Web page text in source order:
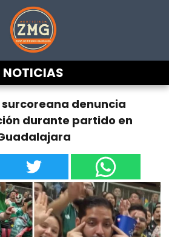
NOTICIAS
denuncia
durante partido en